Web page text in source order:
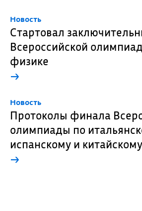
Новость
Стартовал
Всероссийской
физике
→
Новость
Протоколы финала
олимпиады по
испанскому и
→